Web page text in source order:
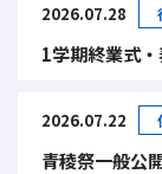
2026.07.28
1学期終業式
2026.07.22
青稜祭一般公